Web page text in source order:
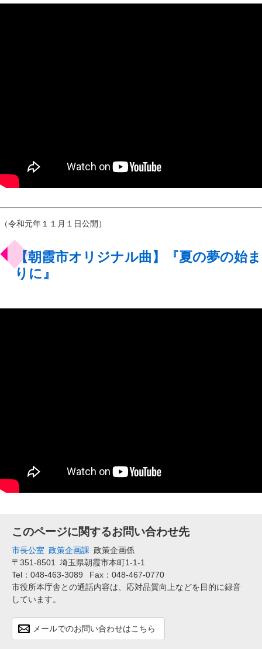
（令和元年１１月１日公開）
【朝霞市オリジナル曲】『夏の夢の始ま
りに』
このページに関するお問い合わせ先
市長公室 政策企画課 政策企画係
〒351-8501
埼玉県朝霞市本町1-1-1
Tel：048-463-3089
Fax：048-467-0770
市役所本庁舎との通話内容は、応対品質向上などを目的に録音
しています。
メールでのお問い合わせはこちら